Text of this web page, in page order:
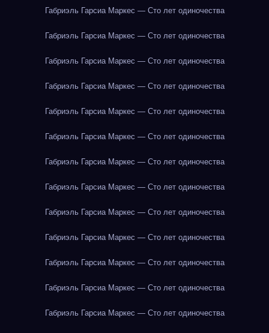
Габриэль Гарсиа Маркес — Сто лет одиночества
Габриэль Гарсиа Маркес — Сто лет одиночества
Габриэль Гарсиа Маркес — Сто лет одиночества
Габриэль Гарсиа Маркес — Сто лет одиночества
Габриэль Гарсиа Маркес — Сто лет одиночества
Габриэль Гарсиа Маркес — Сто лет одиночества
Габриэль Гарсиа Маркес — Сто лет одиночества
Габриэль Гарсиа Маркес — Сто лет одиночества
Габриэль Гарсиа Маркес — Сто лет одиночества
Габриэль Гарсиа Маркес — Сто лет одиночества
Габриэль Гарсиа Маркес — Сто лет одиночества
Габриэль Гарсиа Маркес — Сто лет одиночества
Габриэль Гарсиа Маркес — Сто лет одиночества